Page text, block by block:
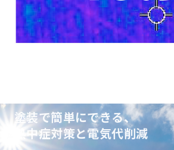
塗装で簡単にできる、
熱中症対策と電気代削減